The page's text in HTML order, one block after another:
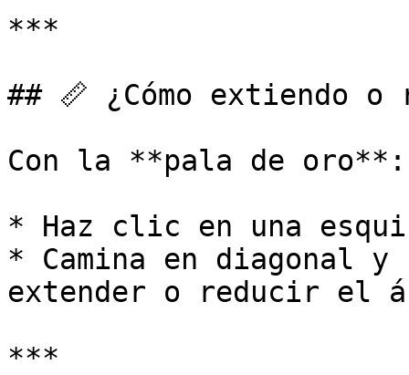
***
## 📏 ¿Cómo extiendo o
Con la **pala de oro**:
* Haz clic en una
* Camina en diagonal y
extender o reducir el
***